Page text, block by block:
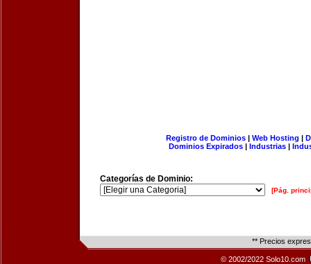
Registro de Dominios| Web Hosting |
Dominios Expirados | Industrias |
Categorías de Dominio:
[Pág.
** Precios
© 2002/2022 Solo10.com